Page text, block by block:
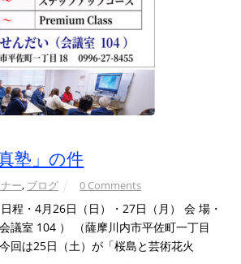
塾」の件
ー, ブログ 0 Comments
程・4月26日（日）・27日（月） 会 場・
議室 104 ） （薩摩川内市平佐町一丁目
回は25日（土）が「桜島と芸術花火